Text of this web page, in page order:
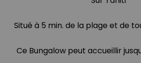
Situé à 5 min. de la plage et de
Ce Bungalow peut accueillir